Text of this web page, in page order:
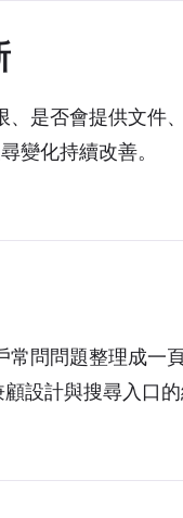
是否會提供文件
變化持續改善。
常問問題整理成一
設計與搜尋入口的